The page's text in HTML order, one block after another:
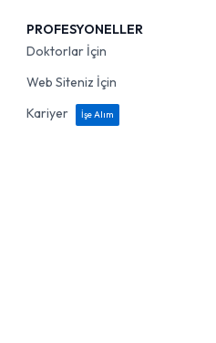
PROFESYONELLER
Doktorlar İçin
Web Siteniz İçin
Kariyer
İşe Alım